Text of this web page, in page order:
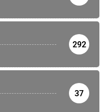
292
37